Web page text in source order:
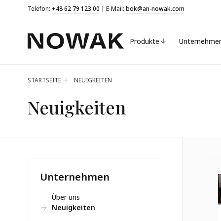
Telefon: +48 62 79 123 00 | E-Mail: bok@an-nowak.com
Produkte
STARTSEITE NEUIGKEITEN
Neuigkeiten
Unternehmen
Über uns
Neuigkeiten